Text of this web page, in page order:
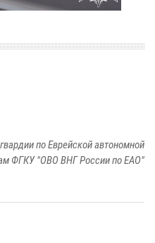
по Еврейской автономной
ФГКУ "ОВО ВНГ России по ЕАО"